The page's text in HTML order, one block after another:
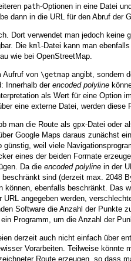
path-Optionen in eine Datei
dann in die URL für den Abruf der
Dort verwendet man jedoch keine
Die kml-Datei kann man
wie bei OpenStreetMap.
Aufruf von \getmap angibt, sondern
Innerhalb der encoded polyline
als Wert für eine Option
eine externe Datei, werden diese
man die Route als gpx-Datei oder
Google Maps daraus zunächst
weil viele
eines der beiden Formate
Da die encoded polyline in der
sind (derzeit max. 2048
ebenfalls beschränkt. Das
angegeben werden,
Software die Anzahl der Punkte
Programm, um die Anzahl der
derzeit auch nicht einfach über
Vorarbeiten. Teilweise könnte
Route erzeugen, so dass